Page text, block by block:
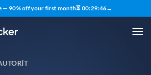
— 90% off your first month⏳ 00:29:45→